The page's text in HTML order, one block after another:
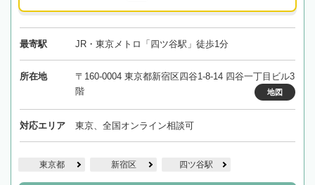
最寄駅 JR・東京メトロ「四ツ谷駅」徒歩1分
所在地
〒160-0004 東京都新宿区四谷1-8-14 四谷一丁目ビル3
階
地図
対応エリア 東京、全国オンライン相談可
東京都 新宿区 四ツ谷駅